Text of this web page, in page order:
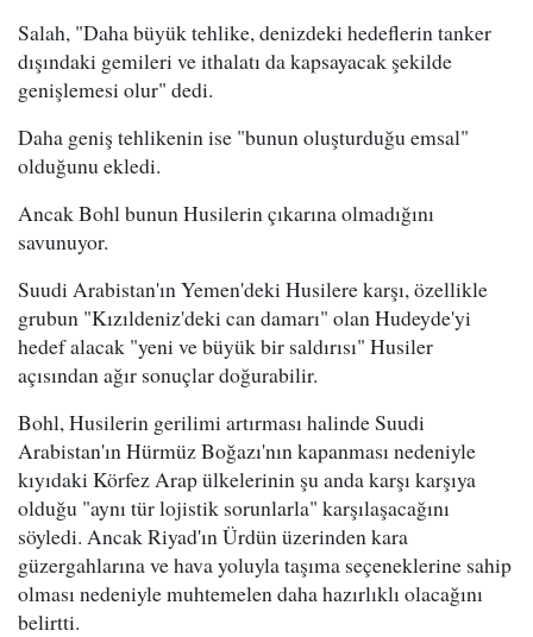
Salah, "Daha büyük tehlike, denizdeki hedeflerin tanker
dışındaki gemileri ve ithalatı da kapsayacak şekilde
genişlemesi olur" dedi.
Daha geniş tehlikenin ise "bunun oluşturduğu emsal"
olduğunu ekledi.
Ancak Bohl bunun Husilerin çıkarına olmadığını
savunuyor.
Suudi Arabistan'ın Yemen'deki Husilere karşı, özellikle
grubun "Kızıldeniz'deki can damarı" olan Hudeyde'yi
hedef alacak "yeni ve büyük bir saldırısı" Husiler
açısından ağır sonuçlar doğurabilir.
Bohl, Husilerin gerilimi artırması halinde Suudi
Arabistan'ın Hürmüz Boğazı'nın kapanması nedeniyle
kıyıdaki Körfez Arap ülkelerinin şu anda karşı karşıya
olduğu "aynı tür lojistik sorunlarla" karşılaşacağını
söyledi. Ancak Riyad'ın Ürdün üzerinden kara
güzergahlarına ve hava yoluyla taşıma seçeneklerine sahip
olması nedeniyle muhtemelen daha hazırlıklı olacağını
belirtti.